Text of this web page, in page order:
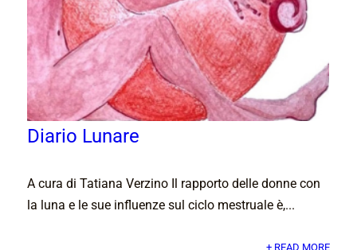
Diario Lunare
A cura di Tatiana Verzino Il rapporto delle donne con
la luna e le sue influenze sul ciclo mestruale è,...
+ READ MORE